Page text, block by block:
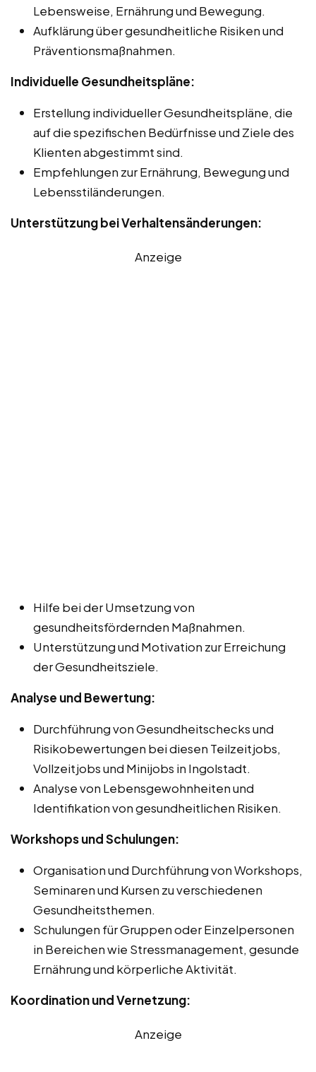
Lebensweise, Ernährung und Bewegung.
Aufklärung über gesundheitliche Risiken und
Präventionsmaßnahmen.
Individuelle Gesundheitspläne:
Erstellung individueller Gesundheitspläne, die
auf die spezifischen Bedürfnisse und Ziele des
Klienten abgestimmt sind.
Empfehlungen zur Ernährung, Bewegung und
Lebensstiländerungen.
Unterstützung bei Verhaltensänderungen:
Anzeige
Hilfe bei der Umsetzung von
gesundheitsfördernden Maßnahmen.
Unterstützung und Motivation zur Erreichung
der Gesundheitsziele.
Analyse und Bewertung:
Durchführung von Gesundheitschecks und
Risikobewertungen bei diesen Teilzeitjobs,
Vollzeitjobs und Minijobs in Ingolstadt.
Analyse von Lebensgewohnheiten und
Identifikation von gesundheitlichen Risiken.
Workshops und Schulungen:
Organisation und Durchführung von Workshops,
Seminaren und Kursen zu verschiedenen
Gesundheitsthemen.
Schulungen für Gruppen oder Einzelpersonen
in Bereichen wie Stressmanagement, gesunde
Ernährung und körperliche Aktivität.
Koordination und Vernetzung:
Anzeige